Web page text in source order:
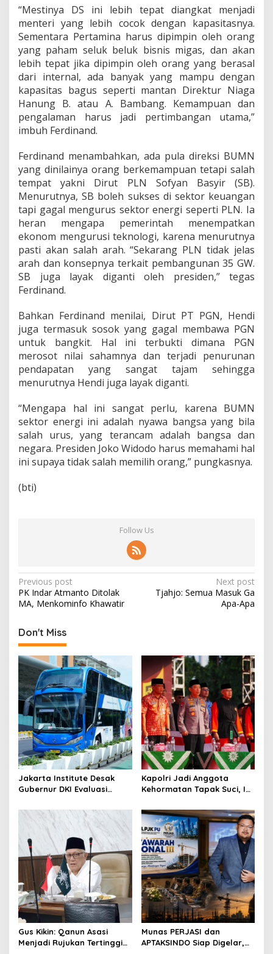
k
s
i
B
U
M
N
B
i
d
a
n
e
r
g
i
“Mestinya DS ini lebih tepat diangkat menjadi
menteri yang lebih cocok dengan kapasitasnya.
Sementara Pertamina harus dipimpin oleh orang
yang paham seluk beluk bisnis migas, dan akan
lebih tepat jika dipimpin oleh orang yang berasal
dari internal, ada banyak yang mampu dengan
kapasitas bagus seperti mantan Direktur Niaga
Hanung B. atau A. Bambang. Kemampuan dan
pengalaman harus jadi pertimbangan utama,”
imbuh Ferdinand.
Ferdinand menambahkan, ada pula direksi BUMN
yang dinilainya orang berkemampuan tetapi salah
tempat yakni Dirut PLN Sofyan Basyir (SB).
Menurutnya, SB boleh sukses di sektor keuangan
tapi gagal mengurus sektor energi seperti PLN. Ia
heran mengapa pemerintah menempatkan
ekonom mengurusi teknologi, karena menurutnya
pasti akan salah arah. “Sekarang PLN tidak jelas
arah dan konsepnya terkait pembangunan 35 GW.
SB juga layak diganti oleh presiden,” tegas
Ferdinand.
Bahkan Ferdinand menilai, Dirut PT PGN, Hendi
juga termasuk sosok yang gagal membawa PGN
untuk bangkit. Hal ini terbukti dimana PGN
merosot nilai sahamnya dan terjadi penurunan
pendapatan yang sangat tajam sehingga
menurutnya Hendi juga layak diganti.
“Mengapa hal ini sangat perlu, karena BUMN
sektor energi ini adalah nyawa bangsa yang bila
salah urus, yang terancam adalah bangsa dan
negara. Presiden Joko Widodo harus memahami hal
ini supaya tidak salah memilih orang,” pungkasnya.
(bti)
Follow Us
P
o
t
n
a
v
i
g
a
t
i
o
n
Previous post
PK Indar Atmanto Ditolak
MA, Menkominfo Khawatir
Next post
Tjahjo: Semua Masuk Ga
Apa-Apa
Don't Miss
Jakarta Institute Desak
Gubernur DKI Evaluasi
Penumpang Diturunkan
Kapolri Jadi Anggota
Kehormatan Tapak Suci, Ini
Gus Kikin: Qanun Asasi
Menjadi Rujukan Tertinggi
Munas PERJASI dan
APTAKSINDO Siap Digelar,